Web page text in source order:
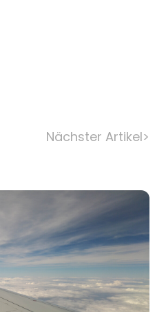
Nächster Artikel>